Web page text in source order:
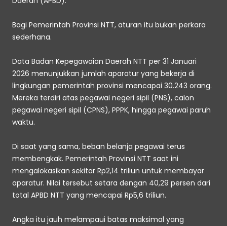
Bagi Pemerintah Provinsi NTT, aturan itu bukan perkara
sederhana.
Data Badan Kepegawaian Daerah NTT per 31 Januari
2026 menunjukkan jumlah aparatur yang bekerja di
lingkungan pemerintah provinsi mencapai 30.243 orang.
Mereka terdiri atas pegawai negeri sipil (PNS), calon
pegawai negeri sipil (CPNS), PPPK, hingga pegawai paruh
waktu.
Di saat yang sama, beban belanja pegawai terus
membengkak. Pemerintah Provinsi NTT saat ini
mengalokasikan sekitar Rp2,14 triliun untuk membayar
aparatur. Nilai tersebut setara dengan 40,29 persen dari
total APBD NTT yang mencapai Rp5,6 triliun.
Angka itu jauh melampaui batas maksimal yang